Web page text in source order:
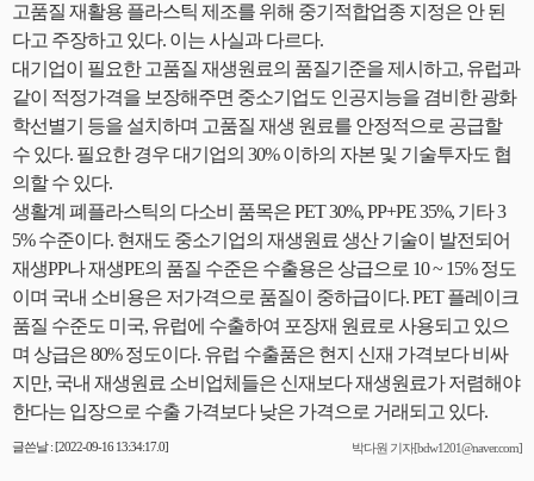
고품질 재활용 플라스틱 제조를 위해 중기적합업종 지정은 안 된
다고 주장하고 있다. 이는 사실과 다르다.
대기업이 필요한 고품질 재생원료의 품질기준을 제시하고, 유럽과
같이 적정가격을 보장해주면 중소기업도 인공지능을 겸비한 광화
학선별기 등을 설치하며 고품질 재생 원료를 안정적으로 공급할
수 있다. 필요한 경우 대기업의 30% 이하의 자본 및 기술투자도 협
의할 수 있다.
생활계 폐플라스틱의 다소비 품목은 PET 30%, PP+PE 35%, 기타 3
5% 수준이다. 현재도 중소기업의 재생원료 생산 기술이 발전되어
재생PP나 재생PE의 품질 수준은 수출용은 상급으로 10 ~ 15% 정도
이며 국내 소비용은 저가격으로 품질이 중하급이다. PET 플레이크
품질 수준도 미국, 유럽에 수출하여 포장재 원료로 사용되고 있으
며 상급은 80% 정도이다. 유럽 수출품은 현지 신재 가격보다 비싸
지만, 국내 재생원료 소비업체들은 신재보다 재생원료가 저렴해야
한다는 입장으로 수출 가격보다 낮은 가격으로 거래되고 있다.
글쓴날 : [2022-09-16 13:34:17.0] 박다원 기자[bdw1201@naver.com]